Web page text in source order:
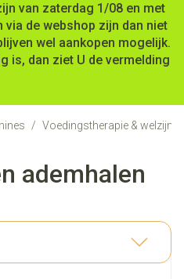
van zaterdag 1/08 en met
de webshop zijn dan niet
wel aankopen mogelijk.
is, dan ziet U de vermelding
/ Voedingstherapie & welzijn
ademhalen